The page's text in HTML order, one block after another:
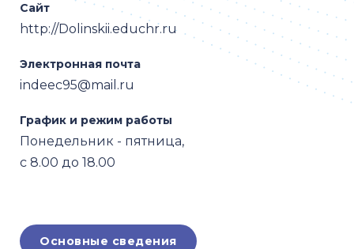
Сайт
http://Dolinskii.educhr.ru
Электронная почта
indeec95@mail.ru
График и режим работы
Понедельник - пятница,
c 8.00 до 18.00
Основные сведения